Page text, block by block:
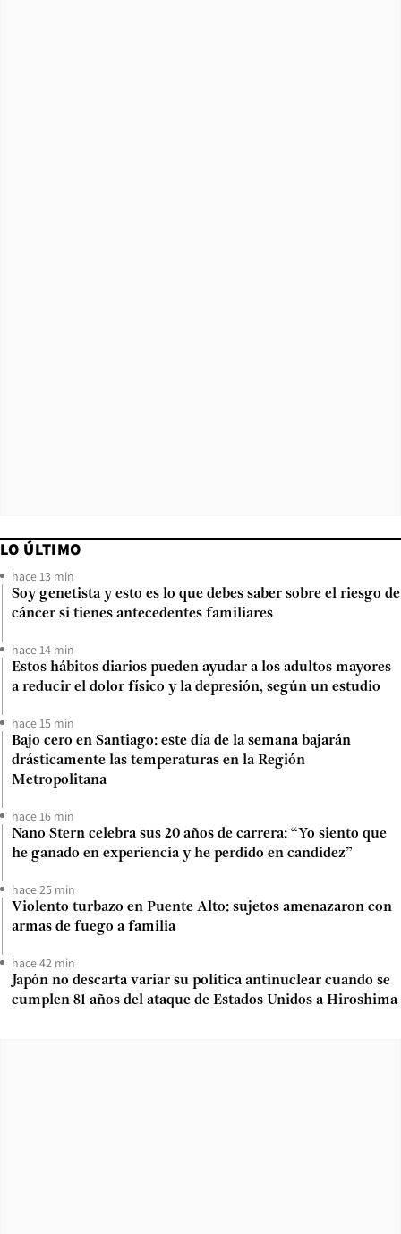
LO ÚLTIMO
hace 13 min
Soy genetista y esto es lo que debes saber sobre el riesgo de
cáncer si tienes antecedentes familiares
hace 14 min
Estos hábitos diarios pueden ayudar a los adultos mayores
a reducir el dolor físico y la depresión, según un estudio
hace 15 min
Bajo cero en Santiago: este día de la semana bajarán
drásticamente las temperaturas en la Región
Metropolitana
hace 16 min
Nano Stern celebra sus 20 años de carrera: “Yo siento que
he ganado en experiencia y he perdido en candidez”
hace 25 min
Violento turbazo en Puente Alto: sujetos amenazaron con
armas de fuego a familia
hace 42 min
Japón no descarta variar su política antinuclear cuando se
cumplen 81 años del ataque de Estados Unidos a Hiroshima